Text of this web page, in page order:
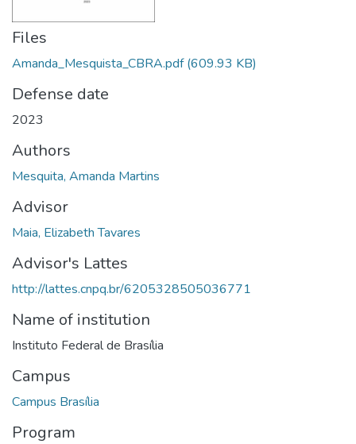
Files
Amanda_Mesquista_CBRA.pdf(609.93 KB)
Defense date
2023
Authors
Mesquita, Amanda Martins
Advisor
Maia, Elizabeth Tavares
Advisor's Lattes
http://lattes.cnpq.br/6205328505036771
Name of institution
Instituto Federal de Brasília
Campus
Campus Brasília
Program